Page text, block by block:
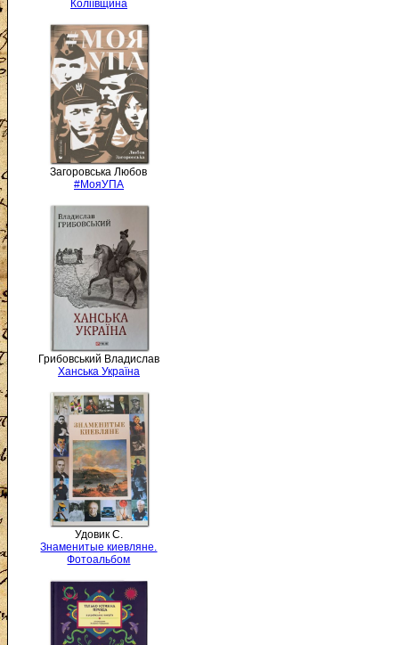
Коліївщина
Загоровська Любов
#МояУПА
Грибовський Владислав
Ханська Україна
Удовик С.
Знаменитые киевляне.
Фотоальбом